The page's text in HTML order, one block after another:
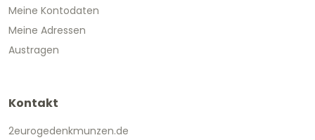
Meine Kontodaten
Meine Adressen
Austragen
Kontakt
2eurogedenkmunzen.de